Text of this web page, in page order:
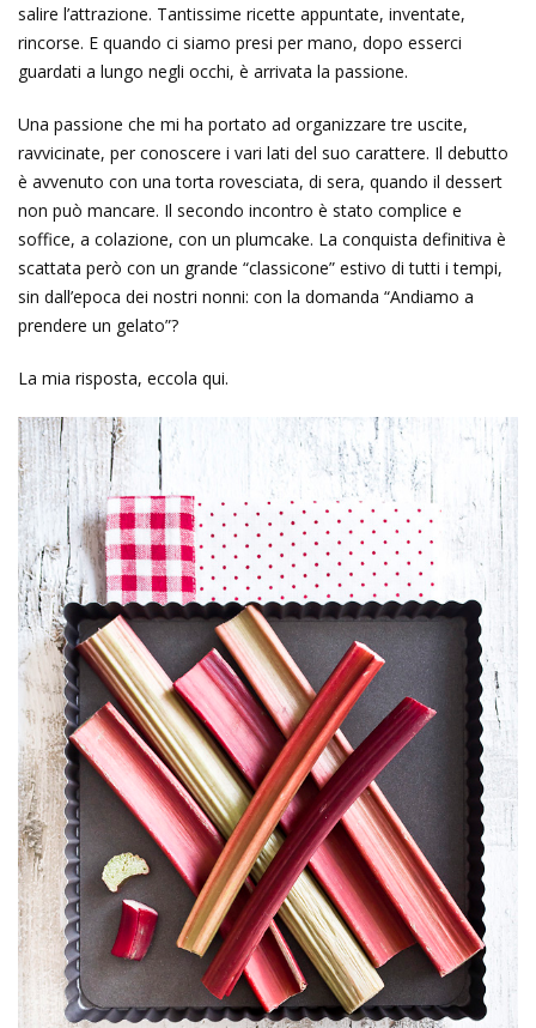
salire l’attrazione. Tantissime ricette appuntate, inventate,
rincorse. E quando ci siamo presi per mano, dopo esserci
guardati a lungo negli occhi, è arrivata la passione.
Una passione che mi ha portato ad organizzare tre uscite,
ravvicinate, per conoscere i vari lati del suo carattere. Il debutto
è avvenuto con una torta rovesciata, di sera, quando il dessert
non può mancare. Il secondo incontro è stato complice e
soffice, a colazione, con un plumcake. La conquista definitiva è
scattata però con un grande “classicone” estivo di tutti i tempi,
sin dall’epoca dei nostri nonni: con la domanda “Andiamo a
prendere un gelato”?
La mia risposta, eccola qui.